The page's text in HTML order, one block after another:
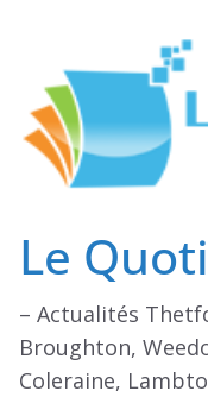
contenu
Le
– Actualités
Broughton,
Coleraine,